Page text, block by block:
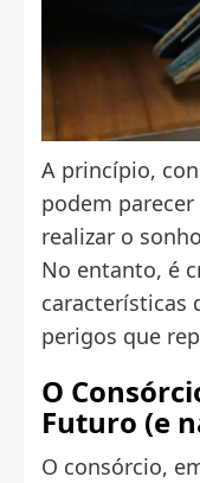
A princípio,
podem
realizar o
No entanto, é
características
perigos que
O
Futuro (e
O consórcio,